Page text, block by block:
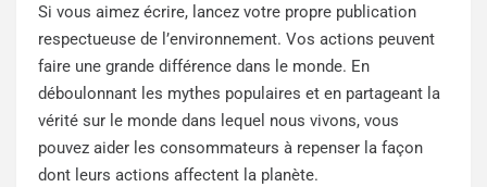
Si vous aimez écrire, lancez votre propre publication
respectueuse de l’environnement. Vos actions peuvent
faire une grande différence dans le monde. En
déboulonnant les mythes populaires et en partageant la
vérité sur le monde dans lequel nous vivons, vous
pouvez aider les consommateurs à repenser la façon
dont leurs actions affectent la planète.